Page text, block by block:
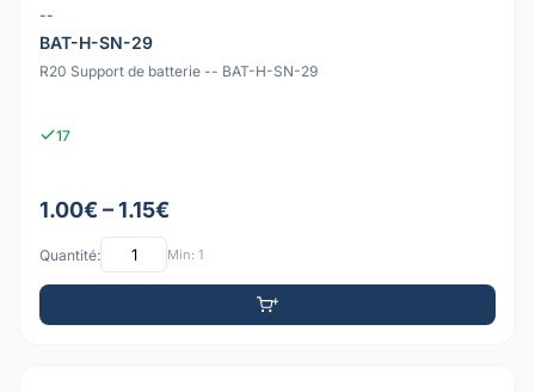
--
BAT-H-SN-29
R20 Support de batterie -- BAT-H-SN-29
17
1.00€ – 1.15€
Quantité: Min: 1